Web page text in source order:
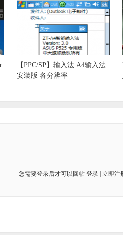
【PPC/SP】输入法.A4输入法
安装版 各分辨率
您需要登录后才可以回帖 登录| 立即注